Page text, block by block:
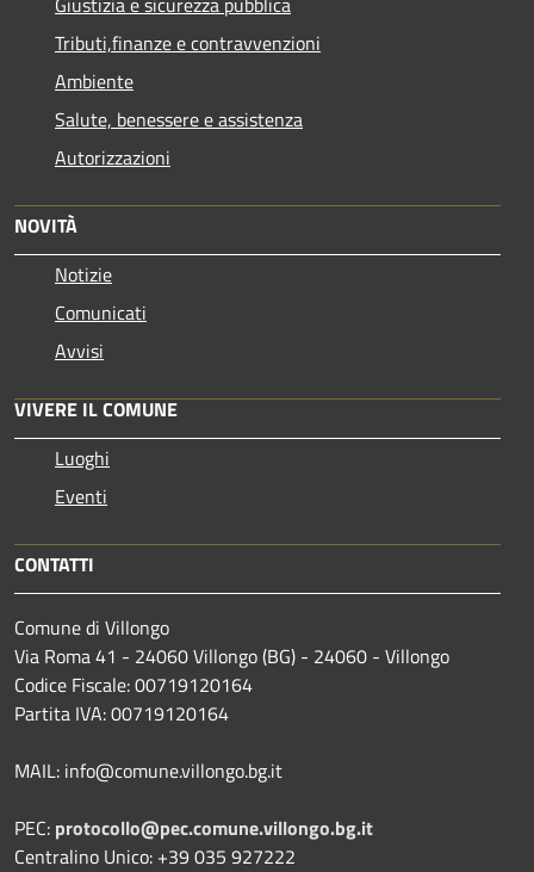
Tributi,finanze e contravvenzioni
Ambiente
Salute, benessere e assistenza
Autorizzazioni
NOVITÀ
Notizie
Comunicati
Avvisi
VIVERE IL COMUNE
Luoghi
Eventi
CONTATTI
Comune di Villongo
Via Roma 41 - 24060 Villongo (BG) - 24060 - Villongo
Codice Fiscale: 00719120164
Partita IVA: 00719120164
MAIL: info@comune.villongo.bg.it
PEC: protocollo@pec.comune.villongo.bg.it
Centralino Unico: +39 035 927222